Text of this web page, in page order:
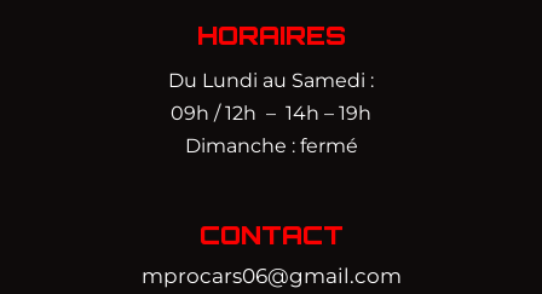
HORAIRES
Du Lundi au Samedi :
09h / 12h – 14h – 19h
Dimanche : fermé
CONTACT
mprocars06@gmail.com